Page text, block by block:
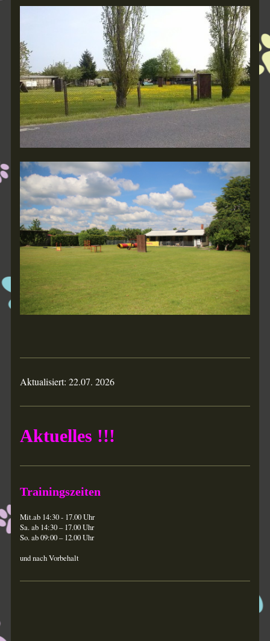
Aktualisiert: 22.07. 2026
Aktuelles !!!
Trainingszeiten
Mit.ab 14:30 - 17.00 Uhr
Sa. ab 14:30 – 17.00 Uhr
So. ab 09:00 – 12.00 Uhr
und nach Vorbehalt